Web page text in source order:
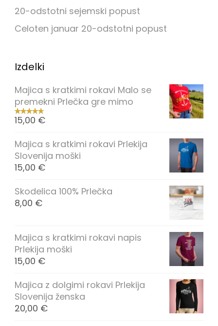
20-odstotni sejemski popust
Celoten januar 20-odstotni popust
Izdelki
Majica s kratkimi rokavi Malo se
premekni Prlečka gre mimo
15,00 €
Majica s kratkimi rokavi Prlekija
Slovenija moški
15,00 €
Skodelica 100% Prlečka
8,00 €
Majica s kratkimi rokavi napis
Prlekija moški
15,00 €
Majica z dolgimi rokavi Prlekija
Slovenija ženska
20,00 €